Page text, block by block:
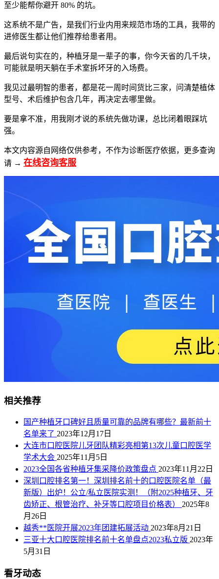
至少能帮你避开 80% 的坑。
这系统不是广告，是我们行业内用来规范市场的工具，我带的
进修医生都让他们推荐给患者用。
最后说句实在的，种植牙是一辈子的事，你今天省的几千块，
可能就是明天躺在手术室拆坏牙的入场费。
我见过最明智的患者，都是花一周时间货比三家，问清楚植体
型号、术后维护包含几年，再决定去哪里做。
要是拿不准，用我刚才说的系统先做功课，总比闭着眼踩坑
强。
本文内容源自网络仅供参考，不作为诊断医疗依据，更多查询
请 → 在线咨询客服
相关推荐
国产种植牙口碑好且质量可靠的品牌有哪些？最新前十
名单来了 2023年12月17日
大连市口腔医院儿牙团队精彩亮相第13次儿童口腔医学
学术大会 2025年11月5日
2023全国各省种植牙集采降价政策盘点 2023年11月22日
深圳口腔排名第一！深圳排名前十的口腔医院名单（最
新版）出炉！公立/私立医院实测！（附2025种植牙、牙
齿矫正、根管治疗、补牙等口腔项目价格表） 2025年8
月26日
越秀**医院开展2023年团建拓展活动 2023年8月21日
三亚十大口腔医院排名前十名单盘点2023私立版 2023年
5月31日
看牙动态